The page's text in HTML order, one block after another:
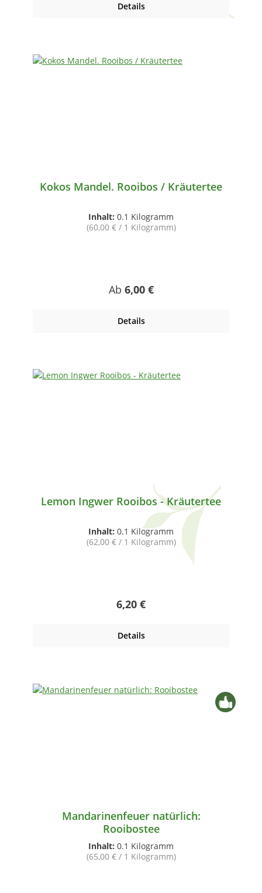
Details
Kokos Mandel. Rooibos / Kräutertee
Inhalt: 0.1 Kilogramm
(60,00 € / 1 Kilogramm)
Regulärer Preis:
Ab 6,00 €
Details
Lemon Ingwer Rooibos - Kräutertee
Inhalt: 0.1 Kilogramm
(62,00 € / 1 Kilogramm)
Regulärer Preis:
6,20 €
Details
Mandarinenfeuer natürlich:
Rooibostee
Inhalt: 0.1 Kilogramm
(65,00 € / 1 Kilogramm)